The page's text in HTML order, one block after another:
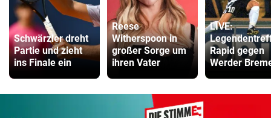
Schwärzler dreht
Partie und zieht
ins Finale ein
Reese
Witherspoon in
großer Sorge um
ihren Vater
LIVE:
Rapid gegen
Werder